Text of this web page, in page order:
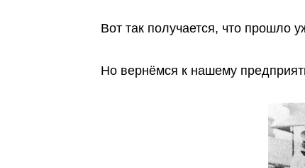
Вот так получается, что прошло
Но вернёмся к нашему